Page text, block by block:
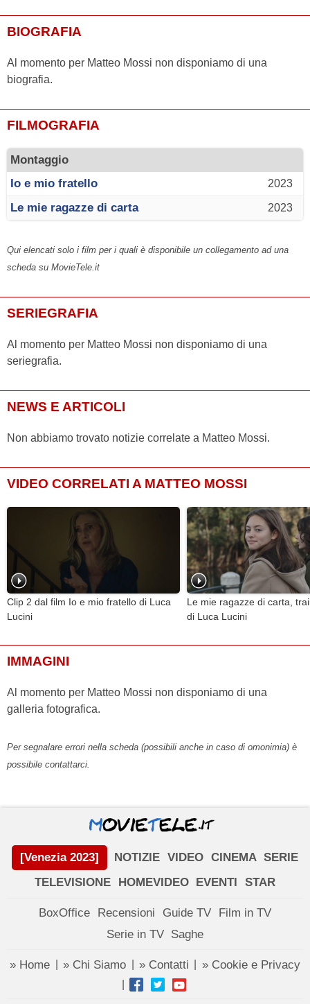
BIOGRAFIA
Al momento per Matteo Mossi non disponiamo di una
biografia.
FILMOGRAFIA
Montaggio
2023
Io e mio fratello
2023
Le mie ragazze di carta
Qui elencati solo i film per i quali è disponibile un collegamento ad una
scheda su MovieTele.it
SERIEGRAFIA
Al momento per Matteo Mossi non disponiamo di una
seriegrafia.
NEWS E ARTICOLI
Non abbiamo trovato notizie correlate a Matteo Mossi.
VIDEO CORRELATI A MATTEO MOSSI
Clip 2 dal film Io e mio fratello di Luca
Lucini
Le mie ragazze di carta,
di Luca Lucini
IMMAGINI
Al momento per Matteo Mossi non disponiamo di una
galleria fotografica.
Per segnalare errori nella scheda (possibili anche in caso di omonimia) è
possibile contattarci.
[Venezia 2023] NOTIZIE VIDEO CINEMA SERIE
TELEVISIONE
HOMEVIDEO EVENTI STAR
BoxOffice Recensioni Guide TV
Film in TV
Serie in TV Saghe
» Home » Chi Siamo » Contatti » Cookie e Privacy